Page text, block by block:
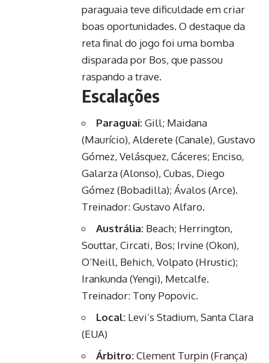
paraguaia teve dificuldade em criar
boas oportunidades. O destaque da
reta final do jogo foi uma bomba
disparada por Bos, que passou
raspando a trave.
Escalações
Paraguai:Gill; Maidana
(Maurício), Alderete (Canale), Gustavo
Gómez, Velásquez, Cáceres; Enciso,
Galarza (Alonso), Cubas, Diego
Gómez (Bobadilla); Ávalos (Arce).
Treinador: Gustavo Alfaro.
Austrália: Beach; Herrington,
Souttar, Circati, Bos; Irvine (Okon),
O’Neill, Behich, Volpato (Hrustic);
Irankunda (Yengi), Metcalfe.
Treinador: Tony Popovic.
Local: Levi’s Stadium, Santa Clara
(EUA)
Árbitro:Clement Turpin (França)